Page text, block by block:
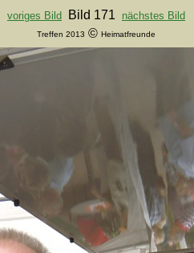
voriges Bild Bild 171 nächstes Bild
Treffen 2013 © Heimatfreunde